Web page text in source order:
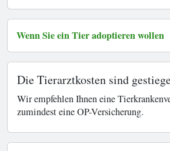
Wenn Sie ein Tier adoptieren wollen
Die Tierarztkosten sind
Wir empfehlen Ihnen eine
zumindest eine OP-Versicherung.